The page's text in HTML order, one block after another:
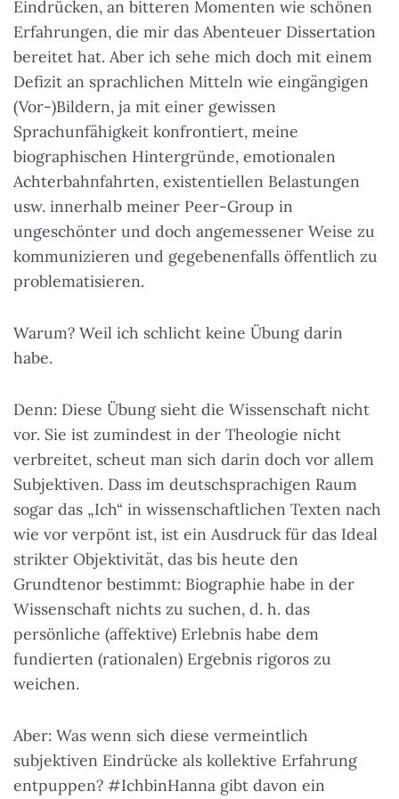
Eindrücken, an bitteren Momenten wie schönen
Erfahrungen, die mir das Abenteuer Dissertation
bereitet hat. Aber ich sehe mich doch mit einem
Defizit an sprachlichen Mitteln wie eingängigen
(Vor-)Bildern, ja mit einer gewissen
Sprachunfähigkeit konfrontiert, meine
biographischen Hintergründe, emotionalen
Achterbahnfahrten, existentiellen Belastungen
usw. innerhalb meiner Peer-Group in
ungeschönter und doch angemessener Weise zu
kommunizieren und gegebenenfalls öffentlich zu
problematisieren.
Warum? Weil ich schlicht keine Übung darin
habe.
Denn: Diese Übung sieht die Wissenschaft nicht
vor. Sie ist zumindest in der Theologie nicht
verbreitet, scheut man sich darin doch vor allem
Subjektiven. Dass im deutschsprachigen Raum
sogar das „Ich“ in wissenschaftlichen Texten nach
wie vor verpönt ist, ist ein Ausdruck für das Ideal
strikter Objektivität, das bis heute den
Grundtenor bestimmt: Biographie habe in der
Wissenschaft nichts zu suchen, d. h. das
persönliche (affektive) Erlebnis habe dem
fundierten (rationalen) Ergebnis rigoros zu
weichen.
Aber: Was wenn sich diese vermeintlich
subjektiven Eindrücke als kollektive Erfahrung
entpuppen? #IchbinHanna gibt davon ein